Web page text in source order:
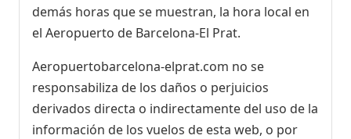
demás horas que se muestran, la hora local en
el Aeropuerto de Barcelona-El Prat.
Aeropuertobarcelona-elprat.com no se
responsabiliza de los daños o perjuicios
derivados directa o indirectamente del uso de la
información de los vuelos de esta web, o por